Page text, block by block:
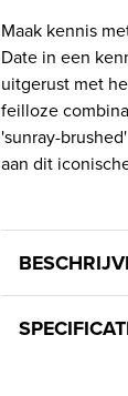
Maak kennis
Date in een
uitgerust met
feilloze
'sunray-
aan dit